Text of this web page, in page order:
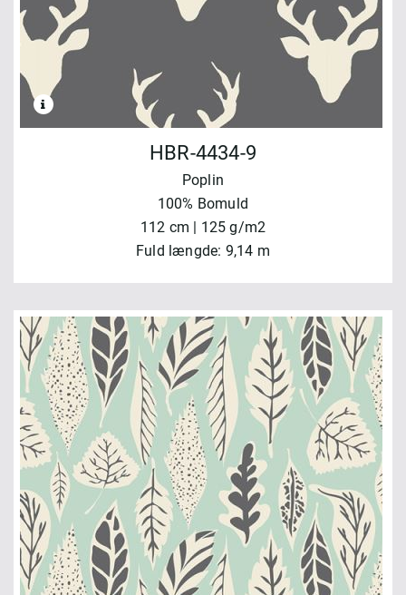
HBR-4434-9
Poplin
100% Bomuld
112 cm | 125 g/m2
Fuld længde: 9,14 m